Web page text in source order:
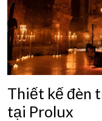
Thiết kế đèn
tại Prolux